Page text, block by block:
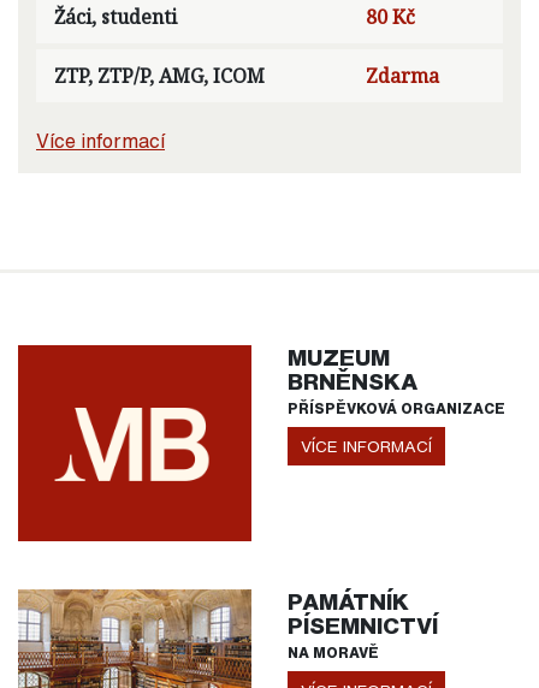
Žáci, studenti 80 Kč
ZTP, ZTP/P, AMG, ICOM Zdarma
Více informací
MUZEUM
BRNĚNSKA
PŘÍSPĚVKOVÁ ORGANIZACE
VÍCE INFORMACÍ
PAMÁTNÍK
PÍSEMNICTVÍ
NA MORAVĚ